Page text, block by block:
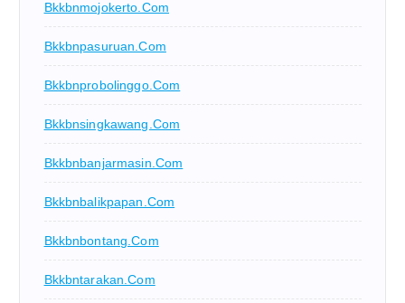
Bkkbnmojokerto.com
Bkkbnpasuruan.com
Bkkbnprobolinggo.com
Bkkbnsingkawang.com
Bkkbnbanjarmasin.com
Bkkbnbalikpapan.com
Bkkbnbontang.com
Bkkbntarakan.com